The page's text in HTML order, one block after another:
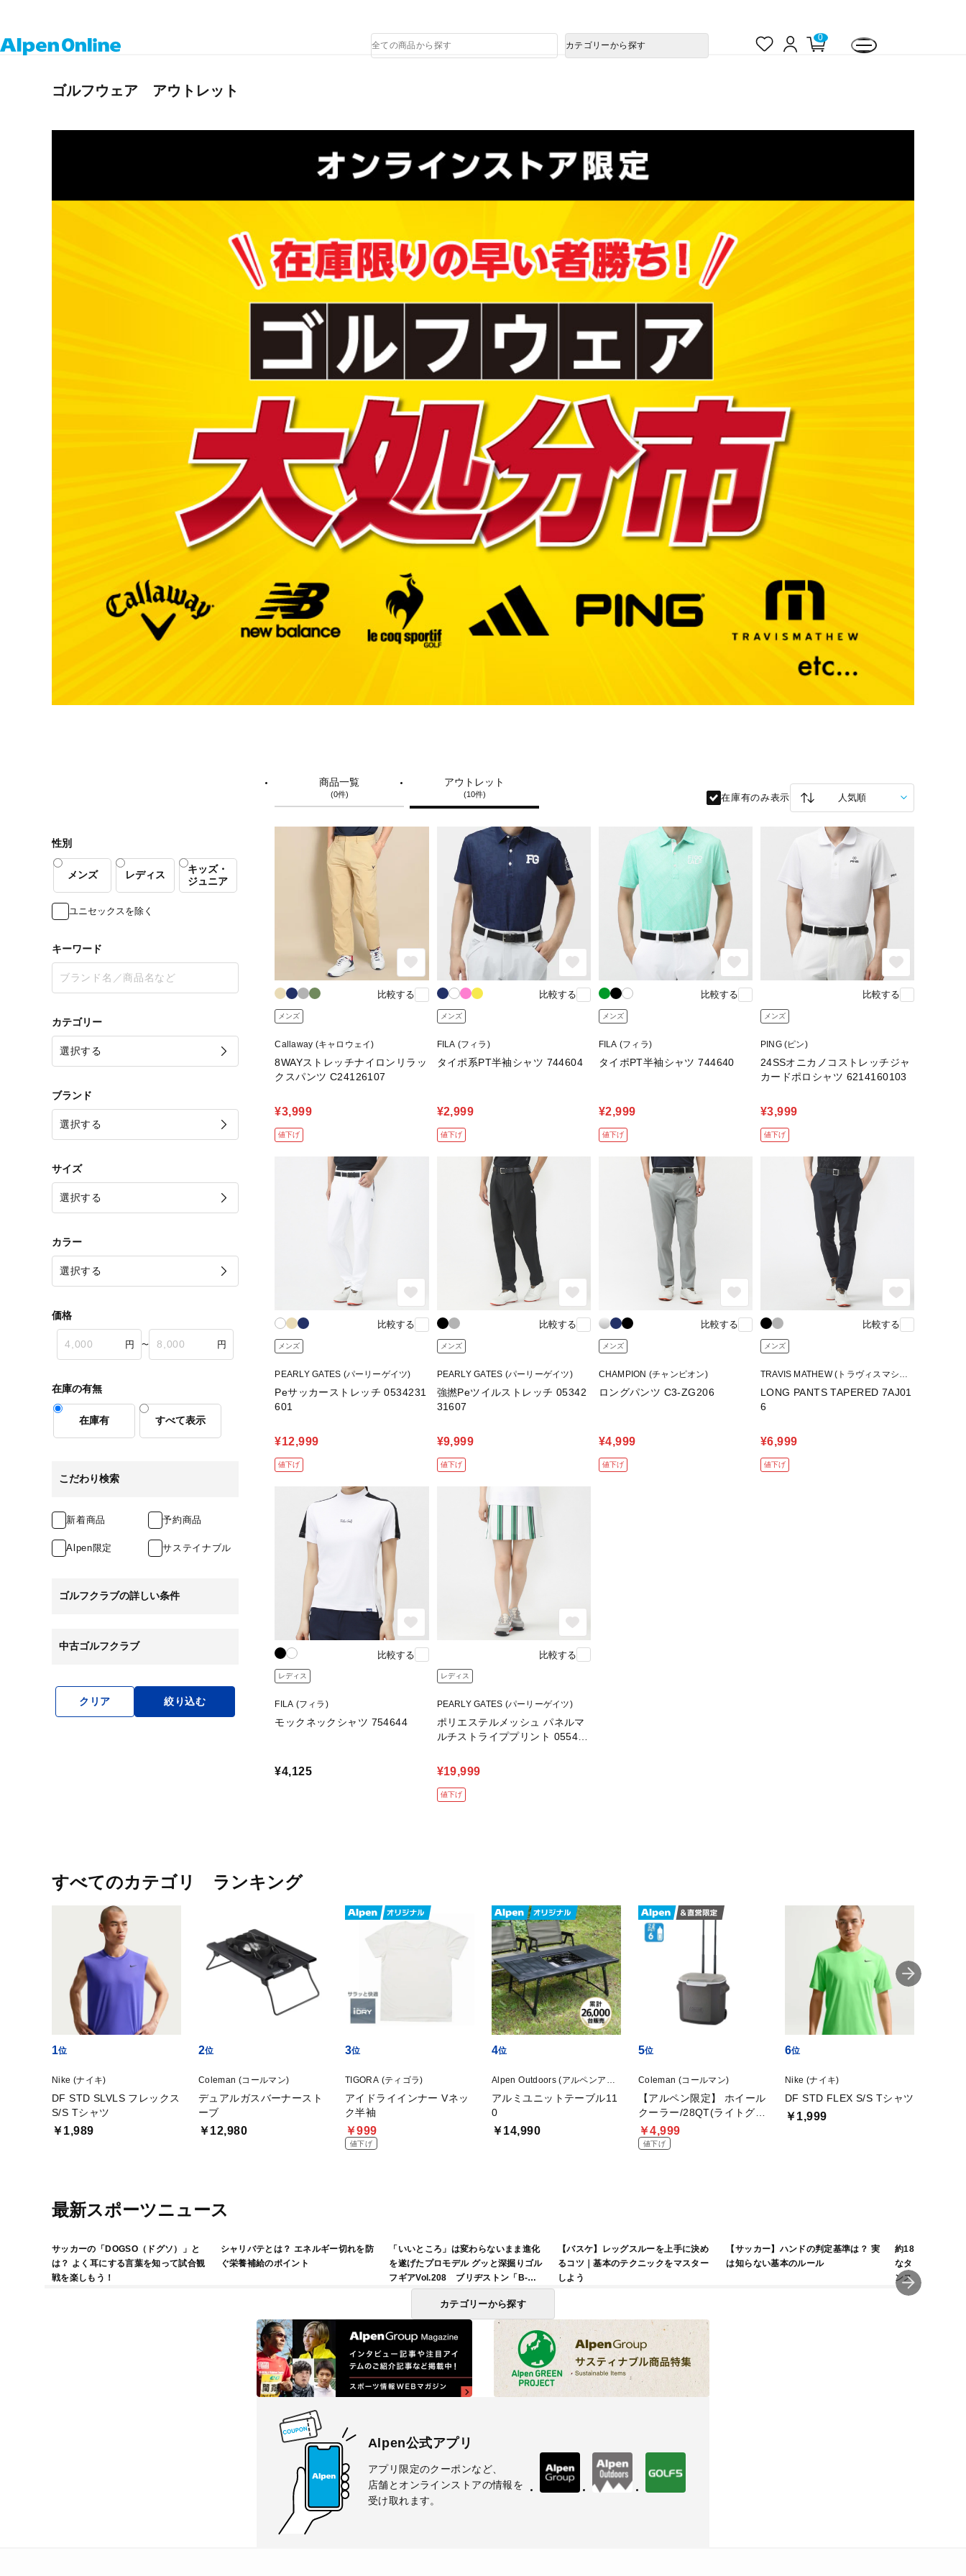
気
ロ
0
商
品
索
カテゴリーから探す
ゴルフウェア アウトレット
性別
メンズ レディス
キッズ・
ジュニア
ユニセックスを除く
キーワード
カテゴリー
ブランド
サイズ
カラー
価格
〜
在庫の有無
在庫有 すべて表示
こだわり検索
新着商品 予約商品
Alpen限定 サステイナブル
ゴルフクラブの詳しい条件
中古ゴルフクラブ
クリア 絞り込む
商品一覧
(0件)
アウトレット
(10件) 在庫有のみ表示
比較する
メンズ
Callaway (キャロウェイ)
8WAYストレッチナイロンリラッ
クスパンツ C24126107
¥3,999
値下げ
比較する
メンズ
FILA (フィラ)
タイポ系PT半袖シャツ 744604
¥2,999
値下げ
比較する
メンズ
FILA (フィラ)
タイポPT半袖シャツ 744640
¥2,999
値下げ
比較する
メンズ
PING (ピン)
24SSオニカノコストレッチジャ
カードポロシャツ 6214160103
¥3,999
値下げ
比較する
メンズ
PEARLY GATES (パーリーゲイツ)
Peサッカーストレッチ 0534231
601
¥12,999
値下げ
比較する
メンズ
PEARLY GATES (パーリーゲイツ)
強撚Peツイルストレッチ 05342
31607
¥9,999
値下げ
比較する
メンズ
CHAMPION (チャンピオン)
ロングパンツ C3-ZG206
¥4,999
値下げ
比較する
メンズ
TRAVIS MATHEW (トラヴィスマシュ
LONG PANTS TAPERED 7AJ01
6
¥6,999
値下げ
比較する
レディス
FILA (フィラ)
モックネックシャツ 754644
¥4,125
比較する
レディス
PEARLY GATES (パーリーゲイツ)
ポリエステルメッシュ パネルマ
ルチストライププリント 055413
¥19,999
値下げ
すべてのカテゴリ ランキング
1
Nike (ナイキ)
DF STD SLVLS フレックス
S/S Tシャツ
￥1,989
2
Coleman (コールマン)
デュアルガスバーナースト
ーブ
￥12,980
3
TIGORA (ティゴラ)
アイドライインナー Vネッ
ク半袖
￥999
値下げ
4
Alpen Outdoors (アルペンアウ
トドアーズ)
アルミユニットテーブル11
0
￥14,990
5
Coleman (コールマン)
【アルペン限定】 ホイール
クーラー/28QT(ライトグレ
ー)
￥4,999
値下げ
6
Nike (ナイキ)
DF STD FLEX S/S Tシャツ
￥1,999
最新スポーツニュース
サッカーの「DOGSO（ドグソ）」と
は？ よく耳にする言葉を知って試合観
戦を楽しもう！
シャリバテとは？ エネルギー切れを防
ぐ栄養補給のポイント
「いいところ」は変わらないまま進化
を遂げたプロモデル グッと深掘りゴル
フギアVol.208 ブリヂストン「B-
FORGED」アイアン編
【バスケ】レッグスルーを上手に決め
るコツ｜基本のテクニックをマスター
しよう
【サッカー】ハンドの判定基準は？ 実
は知らない基本のルール
約180gの軽さで
なタッチでゴー
ンス「Furon
し履き
カテゴリーから探す
Alpen公式アプリ
アプリ限定のクーポンなど、
店舗とオンラインストアの情報を
受け取れます。